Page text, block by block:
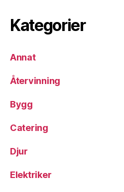
Kategorier
Annat
Återvinning
Bygg
Catering
Djur
Elektriker